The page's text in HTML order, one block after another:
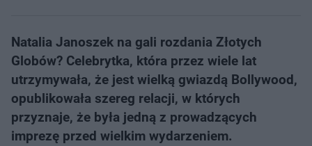
Natalia Janoszek na gali rozdania Złotych
Globów? Celebrytka, która przez wiele lat
utrzymywała, że jest wielką gwiazdą Bollywood,
opublikowała szereg relacji, w których
przyznaje, że była jedną z prowadzących
imprezę przed wielkim wydarzeniem.